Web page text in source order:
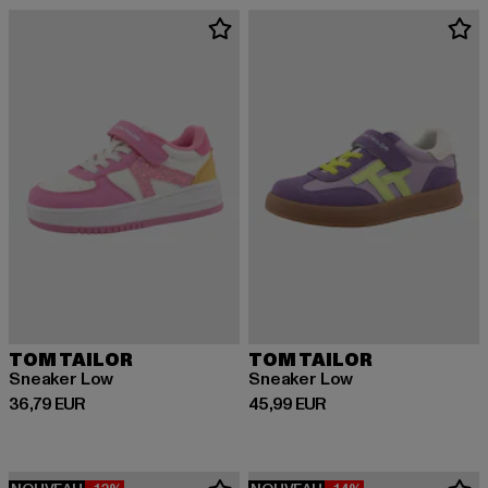
TOM TAILOR
Sneaker Low
36,79 EUR
Prix courant: 36,79 EUR
TOM TAILOR
Sneaker Low
45,99 EUR
Prix courant: 45,99 EUR